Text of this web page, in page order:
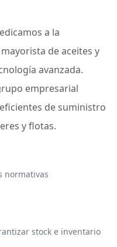
a la
de aceites y
avanzada.
empresarial
de suministro
y flotas.
normativas
stock e inventario